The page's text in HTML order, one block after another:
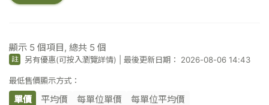
字
顯示 5 個項目, 總共 5 個
註 另有優惠(可按入瀏覽詳情) |最後更新日期： 2026-08-06 14:43
最低售價顯示方式：
單價 平均價 每單位單價 每單位平均價